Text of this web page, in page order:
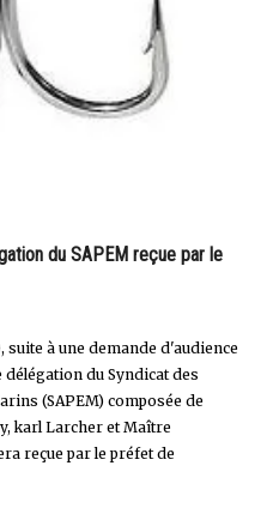
du SAPEM reçue par le
suite à une demande d'audience
du Syndicat des
(SAPEM) composée de
karl Larcher et Maître
reçue par le préfet de